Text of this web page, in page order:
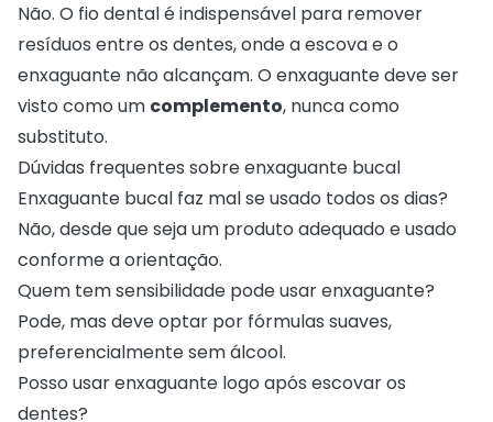
Não. O fio dental é indispensável para remover
resíduos entre os dentes, onde a escova e o
enxaguante não alcançam. O enxaguante deve ser
visto como um complemento, nunca como
substituto.
Dúvidas frequentes sobre enxaguante bucal
Enxaguante bucal faz mal se usado todos os dias?
Não, desde que seja um produto adequado e usado
conforme a orientação.
Quem tem sensibilidade pode usar enxaguante?
Pode, mas deve optar por fórmulas suaves,
preferencialmente sem álcool.
Posso usar enxaguante logo após escovar os
dentes?